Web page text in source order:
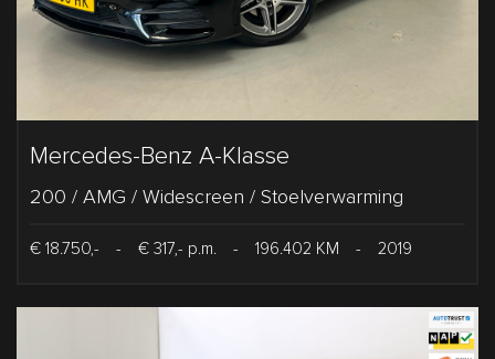
Mercedes-Benz A-Klasse
200 / AMG / Widescreen / Stoelverwarming
€ 18.750,- - € 317,- p.m. - 196.402 KM - 2019